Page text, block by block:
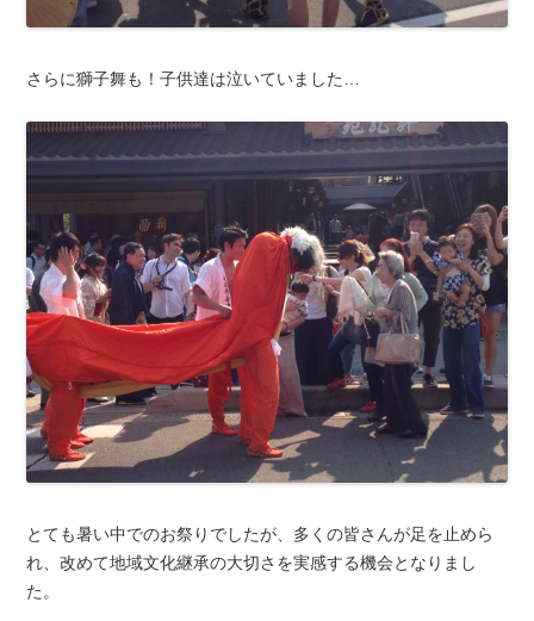
さらに獅子舞も！子供達は泣いていました…
とても暑い中でのお祭りでしたが、多くの皆さんが足を止めら
れ、改めて地域文化継承の大切さを実感する機会となりまし
た。